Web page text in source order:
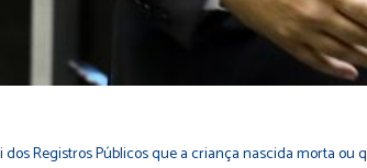
dos Registros Públicosque a criança nascida morta ou